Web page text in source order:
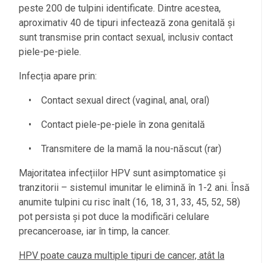
peste 200 de tulpini identificate. Dintre acestea,
aproximativ 40 de tipuri infectează zona genitală și
sunt transmise prin contact sexual, inclusiv contact
piele-pe-piele.
Infecția apare prin:
• Contact sexual direct (vaginal, anal, oral)
• Contact piele-pe-piele în zona genitală
• Transmitere de la mamă la nou-născut (rar)
Majoritatea infecțiilor HPV sunt asimptomatice și
tranzitorii – sistemul imunitar le elimină în 1-2 ani. Însă
anumite tulpini cu risc înalt (16, 18, 31, 33, 45, 52, 58)
pot persista și pot duce la modificări celulare
precanceroase, iar în timp, la cancer.
HPV poate cauza multiple tipuri de cancer, atât la